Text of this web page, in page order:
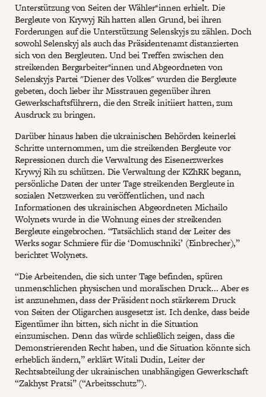
Unterstützung von Seiten der Wähler*innen erhielt. Die
Bergleute von Krywyj Rih hatten allen Grund, bei ihren
Forderungen auf die Unterstützung Selenskyjs zu zählen. Doch
sowohl Selenskyj als auch das Präsidentenamt distanzierten
sich von den Bergleuten. Und bei Treffen zwischen den
streikenden Bergarbeiter*innen und Abgeordneten von
Selenskyjs Partei "Diener des Volkes" wurden die Bergleute
gebeten, doch lieber ihr Misstrauen gegenüber ihren
Gewerkschaftsführern, die den Streik initiiert hatten, zum
Ausdruck zu bringen.
Darüber hinaus haben die ukrainischen Behörden keinerlei
Schritte unternommen, um die streikenden Bergleute vor
Repressionen durch die Verwaltung des Eisenerzwerkes
Krywyj Rih zu schützen. Die Verwaltung der KZhRK begann,
persönliche Daten der unter Tage streikenden Bergleute in
sozialen Netzwerken zu veröffentlichen, und nach
Informationen des ukrainischen Abgeordneten Michailo
Wolynets wurde in die Wohnung eines der streikenden
Bergleute eingebrochen. “Tatsächlich stand der Leiter des
Werks sogar Schmiere für die ‘Domuschniki’ (Einbrecher),”
berichtet Wolynets.
“Die Arbeitenden, die sich unter Tage befinden, spüren
unmenschlichen physischen und moralischen Druck... Aber es
ist anzunehmen, dass der Präsident noch stärkerem Druck
von Seiten der Oligarchen ausgesetzt ist. Ich denke, dass beide
Eigentümer ihn bitten, sich nicht in die Situation
einzumischen. Denn das würde schließlich zeigen, dass die
Demonstrierenden Recht haben, und die Situation könnte sich
erheblich ändern,” erklärt Witali Dudin, Leiter der
Rechtsabteilung der ukrainischen unabhängigen Gewerkschaft
“Zakhyst Pratsi” (“Arbeitsschutz”).